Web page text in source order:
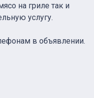
на гриле так и
услугу.
в объявлении.